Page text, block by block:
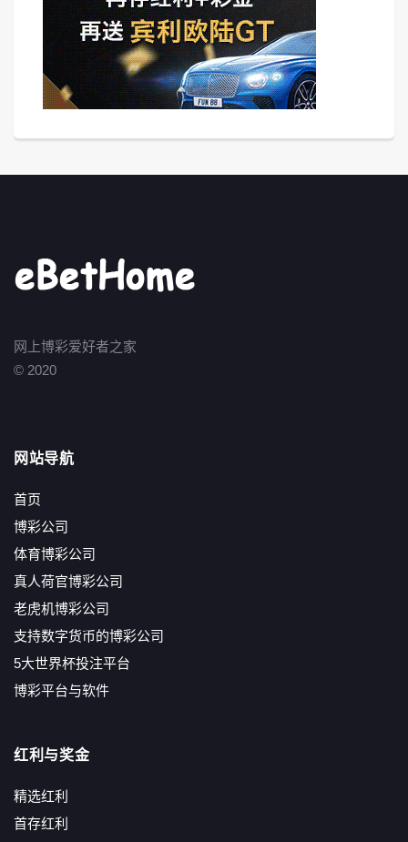
网上博彩爱好者之家
© 2020
网站导航
首页
博彩公司
体育博彩公司
真人荷官博彩公司
老虎机博彩公司
支持数字货币的博彩公司
5大世界杯投注平台
博彩平台与软件
红利与奖金
精选红利
首存红利